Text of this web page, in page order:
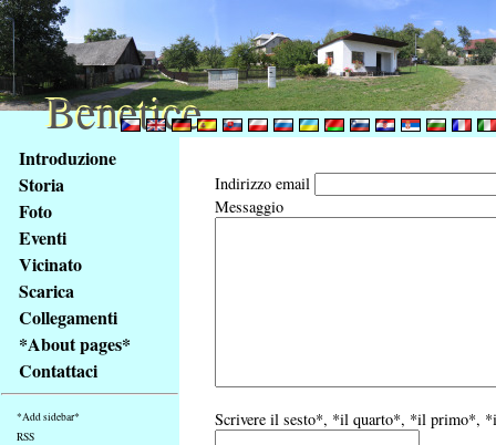
obsah
stránky
Klávesové
zkratky
tomto
webu
základní
Hlavní
strana
Introduzione
Storia
Foto
Eventi
Vicinato
Scarica
Collegamenti
*About pages*
Contattaci
*Add sidebar*
RSS
Indirizzo email
Messaggio
Scrivere il sesto*, *il quarto*, *il primo*,
Benetice
Benetice